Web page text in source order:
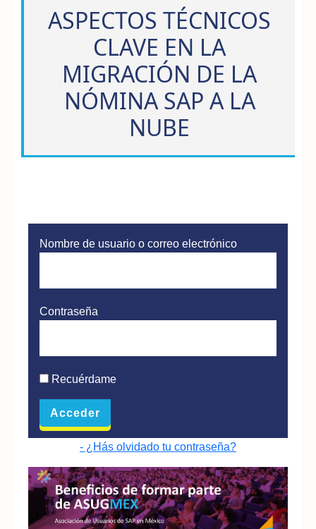
ASPECTOS TÉCNICOS
CLAVE EN LA
MIGRACIÓN DE LA
NÓMINA SAP A LA
NUBE
Nombre de usuario o correo electrónico
Contraseña
Recuérdame
- ¿Hás olvidado tu contraseña?